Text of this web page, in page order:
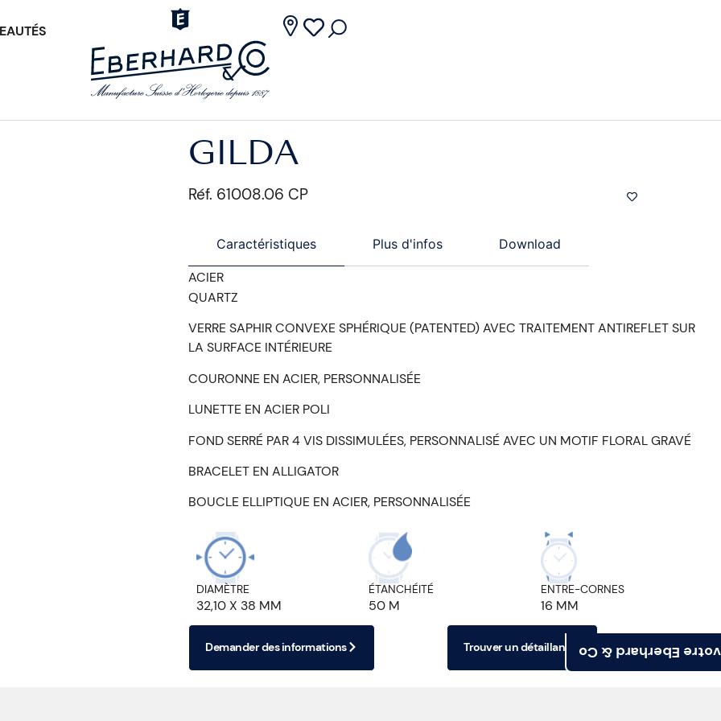
Trouvez votre
GILDA
Réf. 61008.06 CP
Caractéristiques Plus d'infos Download
ACIER
QUARTZ
VERRE SAPHIR CONVEXE SPHÉRIQUE (PATENTED) AVEC TRAITEMENT ANTIREFLET SUR
LA SURFACE INTÉRIEURE
COURONNE EN ACIER, PERSONNALISÉE
LUNETTE EN ACIER POLI
FOND SERRÉ PAR 4 VIS DISSIMULÉES, PERSONNALISÉ AVEC UN MOTIF FLORAL GRAVÉ
BRACELET EN ALLIGATOR
BOUCLE ELLIPTIQUE EN ACIER, PERSONNALISÉE
DIAMÈTRE
32,10 X 38 MM
ÉTANCHÉITÉ
50 M
ENTRE-CORNES
16 MM
Demander des informations Trouver un détaillant